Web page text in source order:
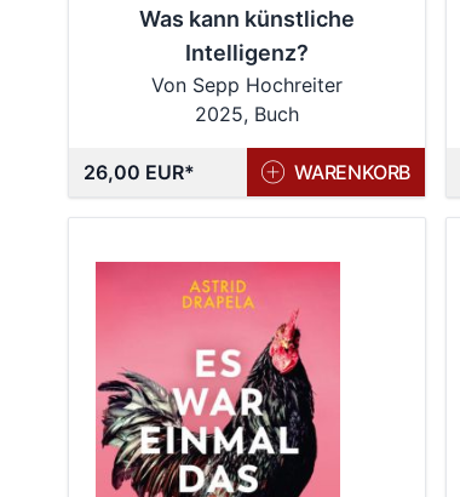
Was kann künstliche
Intelligenz?
Von Sepp Hochreiter
2025, Buch
26,00 EUR WARENKORB